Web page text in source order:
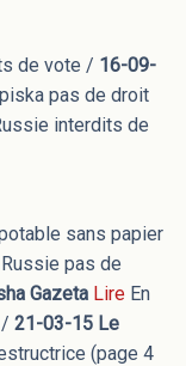
de vote / 16-09-
pas de droit
interdits de
sans papier
Russie pas de
Gazeta Lire En
21-03-15 Le
(page 4